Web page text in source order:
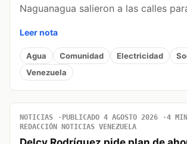
Naguanagua salieron a las calles
Leer nota
Agua Comunidad Electricidad
Venezuela
NOTICIAS PUBLICADO 4 AGOSTO 2026
4
REDACCIÓN NOTICIAS VENEZUELA